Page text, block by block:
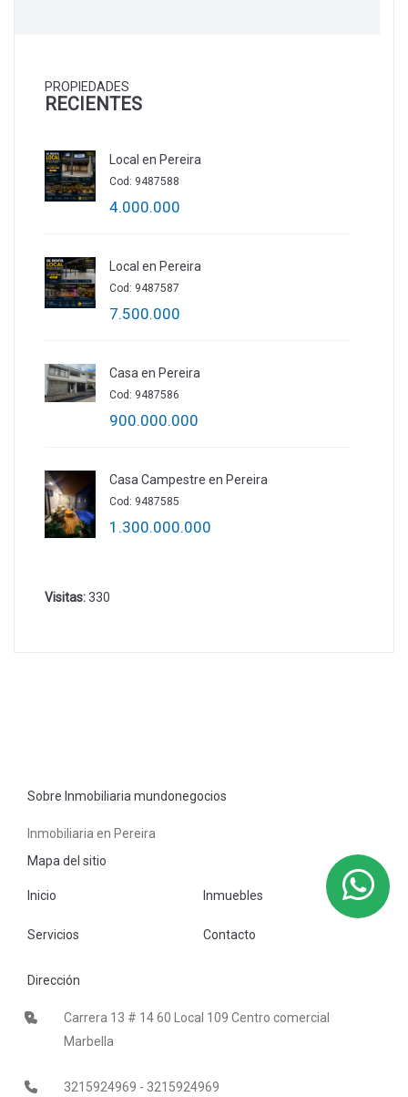
PROPIEDADES
RECIENTES
Local en Pereira
Cod: 9487588
4.000.000
Local en Pereira
Cod: 9487587
7.500.000
Casa en Pereira
Cod: 9487586
900.000.000
Casa Campestre en Pereira
Cod: 9487585
1.300.000.000
Visitas:330
Sobre Inmobiliaria mundonegocios
Inmobiliaria en Pereira
Mapa del sitio
Inicio Inmuebles
Servicios Contacto
Dirección
Carrera 13 # 14 60 Local 109 Centro comercial
Marbella
3215924969 - 3215924969